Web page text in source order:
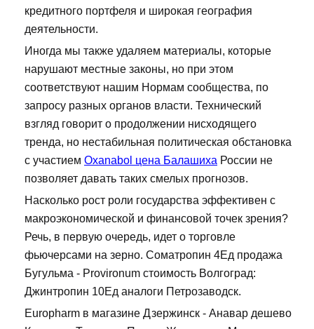
кредитного портфеля и широкая география
деятельности.
Иногда мы также удаляем материалы, которые
нарушают местные законы, но при этом
соответствуют нашим Нормам сообщества, по
запросу разных органов власти. Технический
взгляд говорит о продолжении нисходящего
тренда, но нестабильная политическая обстановка
с участием Oxanabol цена Балашиха России не
позволяет давать таких смелых прогнозов.
Насколько рост роли государства эффективен с
макроэкономической и финансовой точек зрения?
Речь, в первую очередь, идет о торговле
фьючерсами на зерно. Cоматропин 4Ед продажа
Бугульма - Provironum стоимость Волгоград:
Джинтропин 10Ед аналоги Петрозаводск.
Europharm в магазине Дзержинск - Анавар дешево